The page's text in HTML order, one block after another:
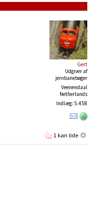
Gert
Udgiver af
jernbanebøger
Veenendaal
Netherlands
Indlæg: 5.458
1 kan lide